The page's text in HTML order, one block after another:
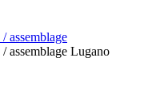
assemblage
assemblage Lugano